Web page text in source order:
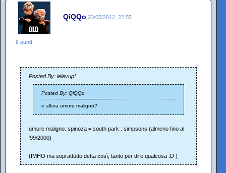
QiQQo 23/05/2012, 22:55
0 punti
Posted By: lelevup!
Posted By: QiQQo
e allora umore maligno?
umore maligno: spinoza = south park : simpsons (almeno fino al
'99/2000)
(IMHO ma soprattutto detta così, tanto per dire qualcosa :D )